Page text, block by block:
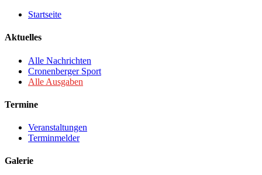
Startseite
Aktuelles
Alle Nachrichten
Cronenberger Sport
Alle Ausgaben
Termine
Veranstaltungen
Terminmelder
Galerie